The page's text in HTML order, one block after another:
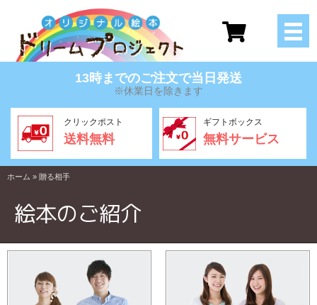
13時までのご注文で当日発送
※休業日を除きます
クリックポスト
送料無料
ギフトボックス
無料サービス
ホーム » 贈る相手
絵本のご紹介